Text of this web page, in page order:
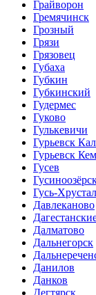
Грайворон
Гремячинск
Грозный
Грязи
Грязовец
Губаха
Губкин
Губкинский
Гудермес
Гуково
Гулькевичи
Гурьевск
Гурьевск
Гусев
Гусь-
Давлеканово
Далматово
Дальнегорск
Данилов
Данков
Дегтярск